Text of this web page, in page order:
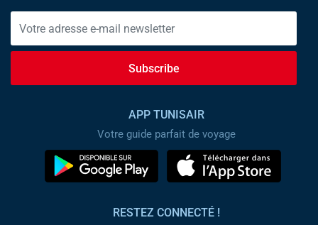
Subscribe
APP TUNISAIR
Votre guide parfait de voyage
RESTEZ CONNECTÉ !